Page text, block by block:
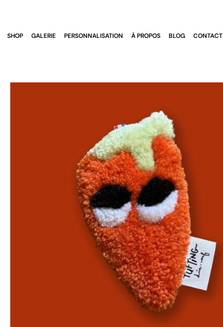
content
SHOP GALERIE PERSONNALISATION À PROPOS BLOG CONTACT